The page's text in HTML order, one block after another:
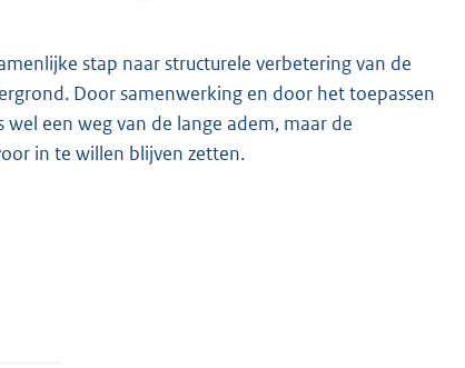
stap naar structurele verbetering van de
Door samenwerking en door het toepassen
een weg van de lange adem, maar de
in te willen blijven zetten.